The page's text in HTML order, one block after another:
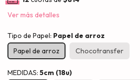
Ver más detalles
Tipo de Papel: Papel de arroz
Papel de arroz
Chocotransfer
MEDIDAS: 5cm (18u)